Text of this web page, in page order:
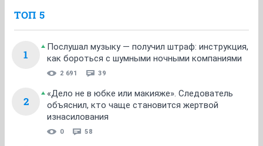
ТОП 5
1
Послушал музыку — получил штраф: инструкция,
как бороться с шумными ночными компаниями
2 691 39
2
«Дело не в юбке или макияже». Следователь
объяснил, кто чаще становится жертвой
изнасилования
0 58